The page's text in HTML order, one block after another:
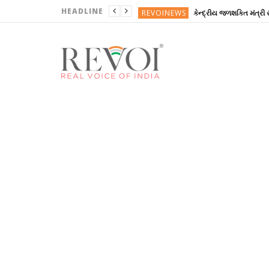
HEADLINE REVOINEWS
ખોરાક
ગુજરાત